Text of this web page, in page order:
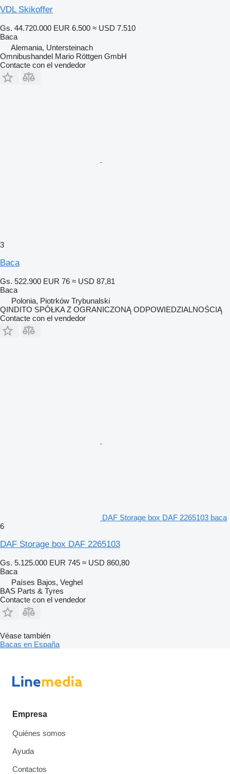
VDL Skikoffer
Gs. 44.720.000 EUR 6.500 ≈ USD 7.510
Baca
Alemania, Untersteinach
Omnibushandel Mario Röttgen GmbH
Contacte con el vendedor
3
Baca
Gs. 522.900 EUR 76 ≈ USD 87,81
Baca
Polonia, Piotrków Trybunalski
QINDITO SPÓŁKA Z OGRANICZONĄ ODPOWIEDZIALNOŚCIĄ
Contacte con el vendedor
DAF Storage box DAF 2265103 baca
6
DAF Storage box DAF 2265103
Gs. 5.125.000 EUR 745 ≈ USD 860,80
Baca
Países Bajos, Veghel
BAS Parts & Tyres
Contacte con el vendedor
Véase también
Bacas en España
Empresa
Quiénes somos
Ayuda
Contactos